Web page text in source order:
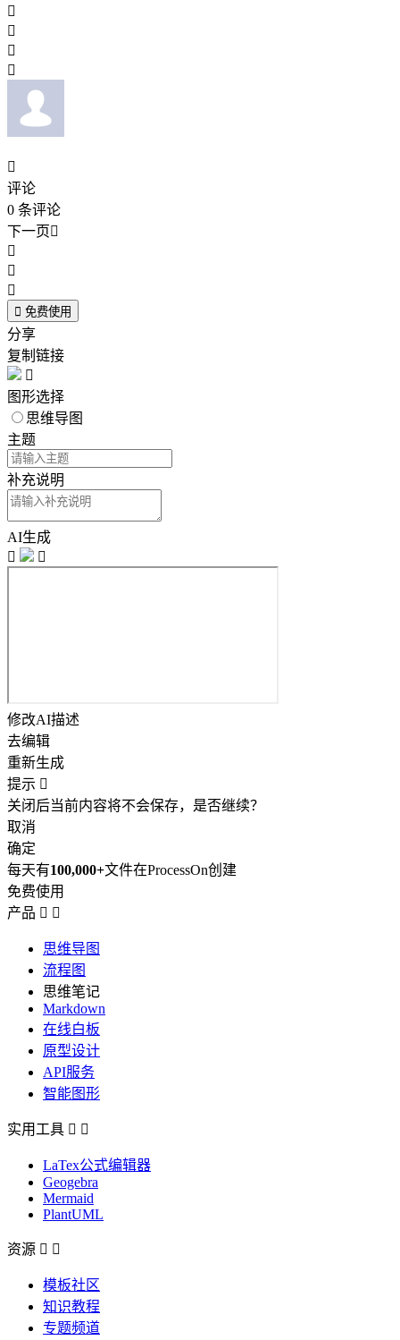





评论
0 条评论
下一页



 免费使用
分享
复制链接

图形选择
思维导图
主题
补充说明
AI生成


修改AI描述
去编辑
重新生成
提示 
关闭后当前内容将不会保存，是否继续？
取消
确定
每天有100,000+文件在ProcessOn创建
免费使用
产品  
思维导图
流程图
思维笔记
Markdown
在线白板
原型设计
API服务
智能图形
实用工具  
LaTex公式编辑器
Geogebra
Mermaid
PlantUML
资源  
模板社区
知识教程
专题频道